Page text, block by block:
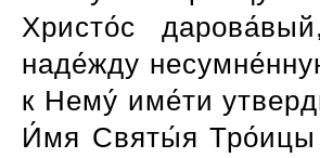
Христо́с
наде́жду
к Нему́ име́ти
И́мя Святы́я